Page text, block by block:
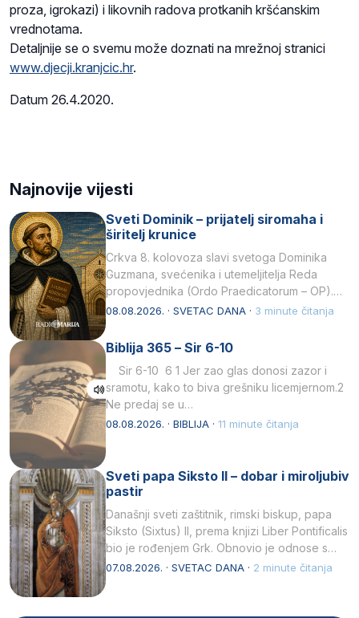
proza, igrokazi) i likovnih radova protkanih kršćanskim
vrednotama.
Detaljnije se o svemu može doznati na mrežnoj stranici
www.djecji.kranjcic.hr.
Datum 26.4.2020.
Najnovije vijesti
Sveti Dominik – prijatelj siromaha i
širitelj krunice
Crkva 8. kolovoza slavi svetoga Dominika
Guzmana, svećenika i utemeljitelja Reda
propovjednika (Ordo Praedicatorum – OP).
Svojim životom, dubokom ljubavlju prema
08.08.2026. · SVETAC DANA · 3 minute čitanja
Biblija 365 – Sir 6-10
Sir 6-10 6 1 Jer zao glas donosi zazor i
sramotu, kako to biva grešniku licemjernom.2
Ne predaj se u…
08.08.2026. · BIBLIJA · 11 minute čitanja
Sveti papa Siksto II – dobar i miroljubiv
pastir
Današnji sveti zaštitnik, rimski biskup, papa
Siksto (Sixtus) II, prema knjizi Liber Pontificalis
bio je rođenjem Grk. Obnovio je odnose s
afričkim…
07.08.2026. · SVETAC DANA · 2 minute čitanja